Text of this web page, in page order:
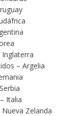
Inglaterra
– Argelia
Italia
Zelanda